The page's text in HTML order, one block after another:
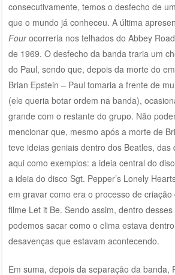
consecutivamente, temos o desfecho de
que o mundo já conheceu. A última
Fourocorreria nos telhados do Abbey
de 1969. O desfecho da banda traria um
do Paul, sendo que, depois da morte do
Brian Epstein – Paul tomaria a frente de
(ele queria botar ordem na banda),
grande com o restante do grupo. Não
mencionar que, mesmo após a morte de
teve ideias geniais dentro dos Beatles, das
aqui como exemplos: a ideia central do
a ideia do disco Sgt. Pepper’s Lonely
em gravar como era o processo de criação
filme Let it Be. Sendo assim, dentro
podemos sacar como o clima estava
desavenças que estavam acontecendo.
Em suma, depois da separação da banda,